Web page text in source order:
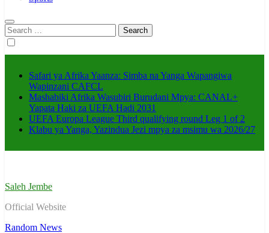
Search
for:
Safari ya Afrika Yaanza: Simba na Yanga Wapangiwa
Wapinzani CAFCL
Mashabiki Afrika Wasubiri Burudani Mpya: CANAL+
Yapata Haki za UEFA Hadi 2031
UEFA Europa League Third qualifying round Leg 1 of 2
Klabu ya Yanga, Yazindua Jezi mpya za msimu wa 2026/27
Saleh Jembe
Official Website
Random News